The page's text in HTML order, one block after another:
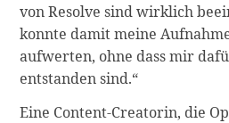
von Resolve sind wirklich
konnte damit meine
aufwerten, ohne dass mir
entstanden sind.“
Eine Content-Creatorin, die